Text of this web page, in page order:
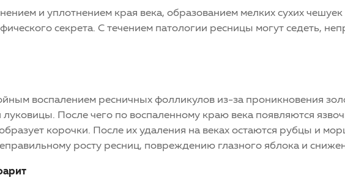
и уплотнением края века, образованием мелких сухих
секрета. С течением патологии ресницы могут седеть,
воспалением ресничных фолликулов из-за проникновения
луковицы. После чего по воспаленному краю века появляются
корочки. После их удаления на веках остаются рубцы и
росту ресниц, повреждению глазного яблока и